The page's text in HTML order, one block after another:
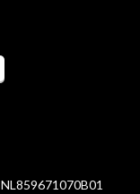
NL859671070B01